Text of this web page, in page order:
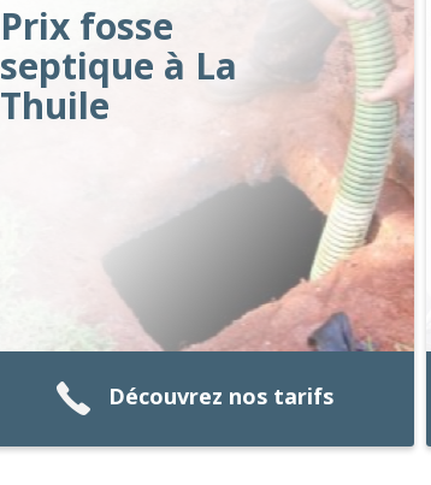
Prix fosse
septique à La
Thuile
Découvrez nos tarifs